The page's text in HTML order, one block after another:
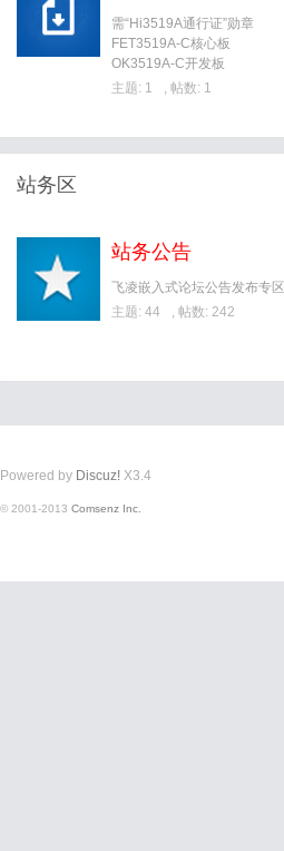
需“Hi3519A通行证”勋章
FET3519A-C核心板
OK3519A-C开发板
主题: 1
, 帖数: 1
站务区
站务公告
飞凌嵌入式论坛公告发布专区
主题: 44
, 帖数: 242
Powered by Discuz! X3.4
© 2001-2013 Comsenz Inc.